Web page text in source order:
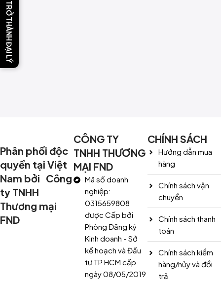
Phân phối độc
quyền tại Việt
Nam bởi Công
ty TNHH
Thương mại
FND
CÔNG TY
TNHH THƯƠNG
MẠI FND
Mã số doanh
nghiệp:
0315659808
được Cấp bởi
Phòng Đăng ký
Kinh doanh - Sở
kế hoạch và Đầu
tư TP HCM cấp
ngày 08/05/2019
CHÍNH SÁCH
Hướng dẫn mua
hàng
Chính sách vận
chuyển
Chính sách thanh
toán
Chính sách kiểm
hàng/hủy và đổi
trả
TRỞ THÀNH ĐẠI LÝ